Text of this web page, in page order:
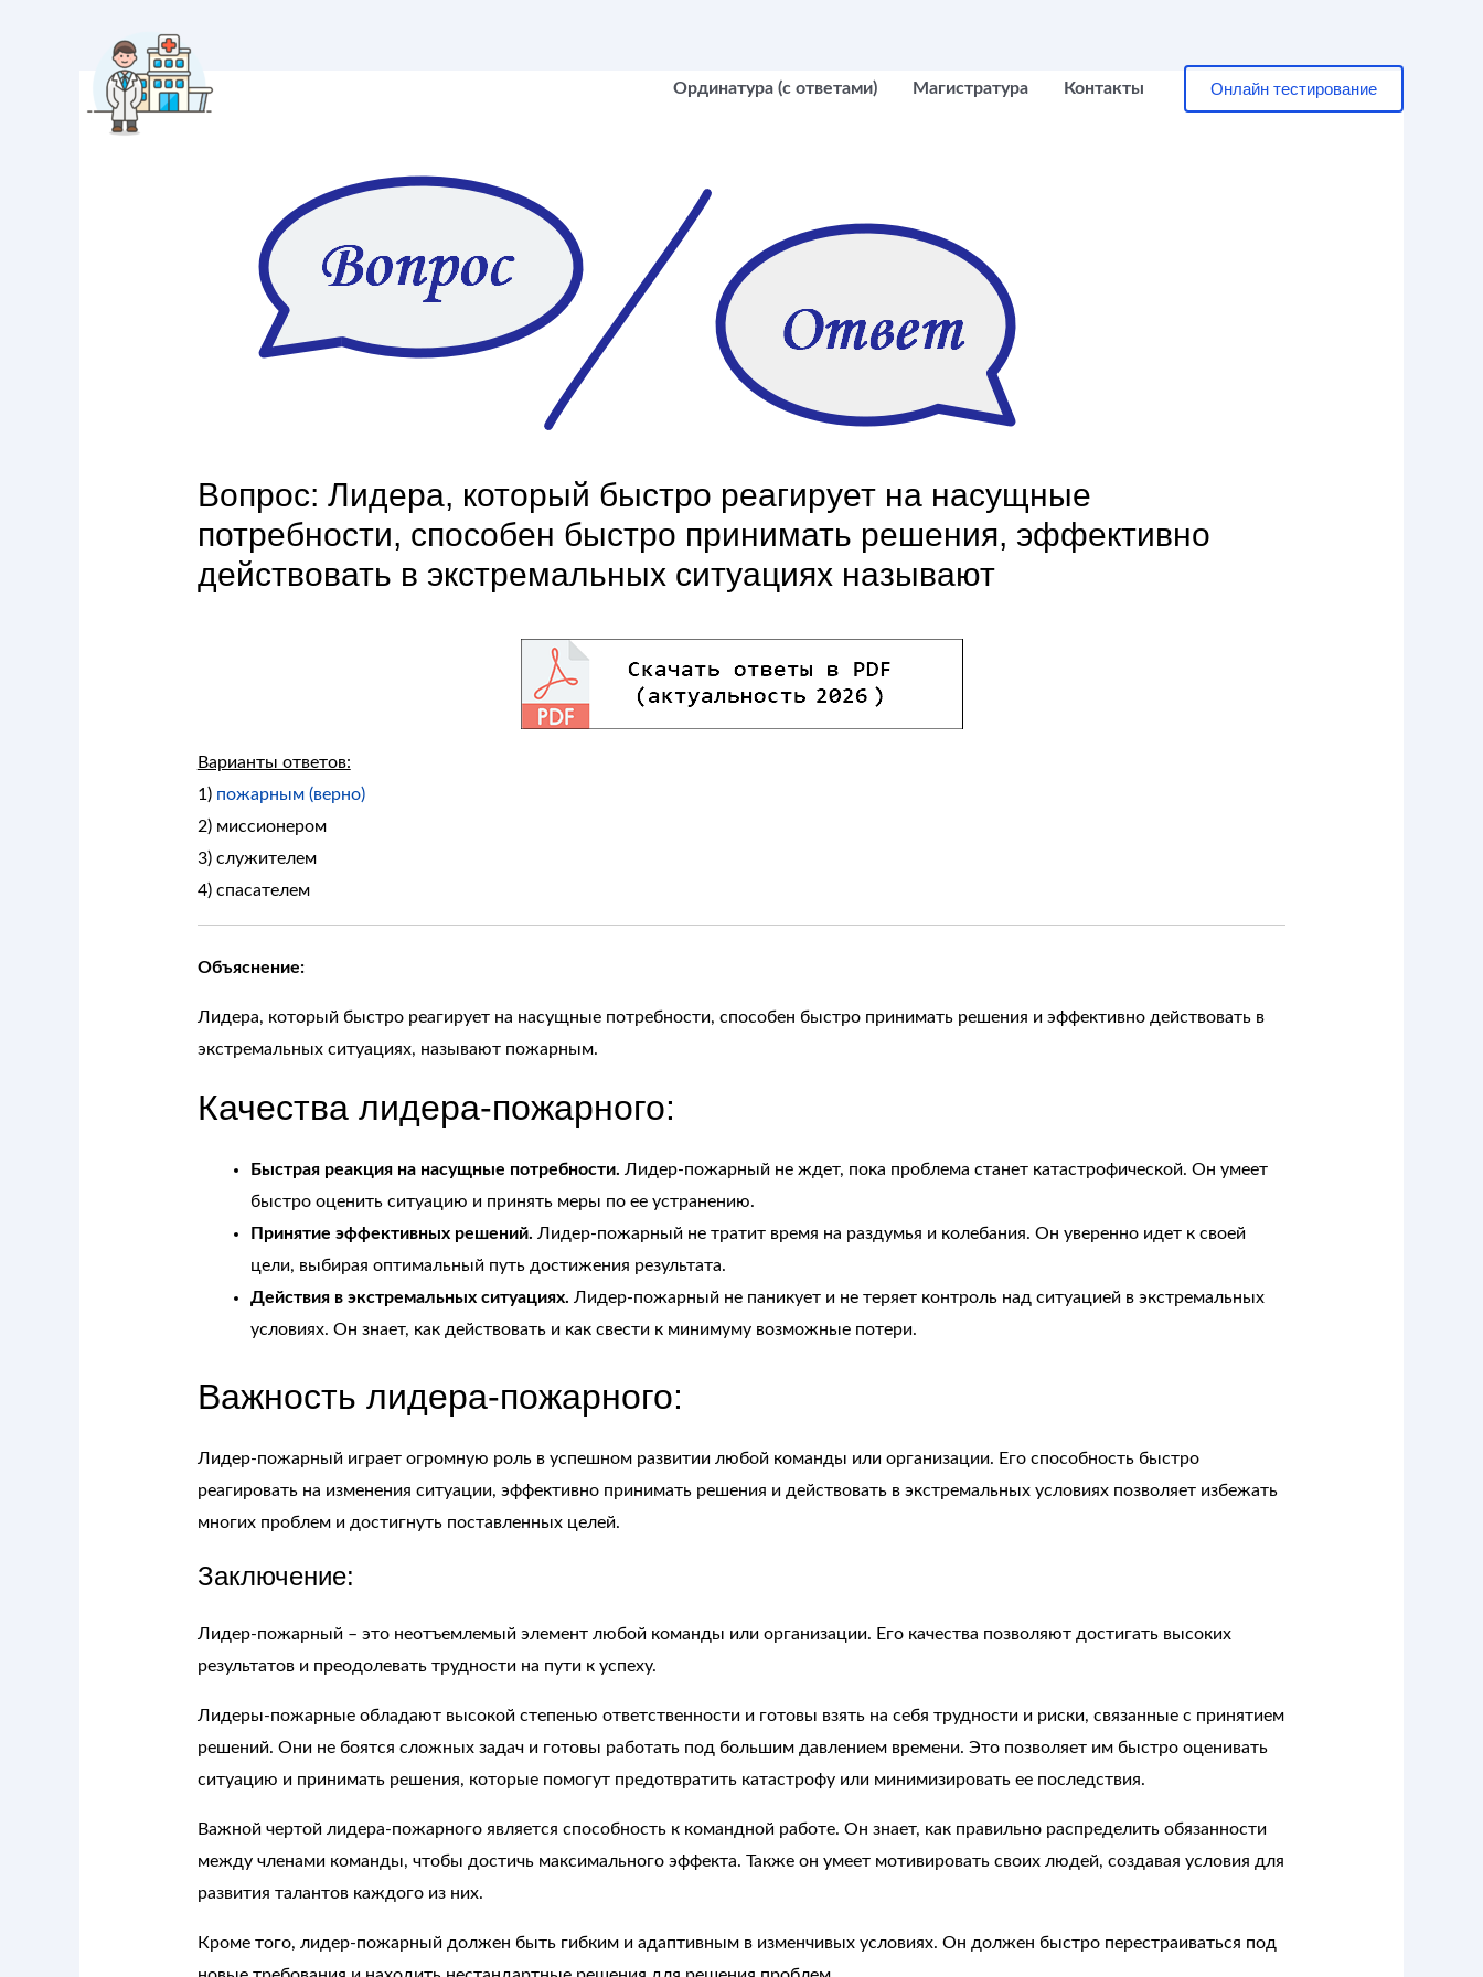
Ординатура (с ответами) Магистратура Контакты Онлайн тестирование
Вопрос: Лидера, который быстро реагирует на насущные
потребности, способен быстро принимать решения, эффективно
действовать в экстремальных ситуациях называют
Варианты ответов:
1) пожарным (верно)
2) миссионером
3) служителем
4) спасателем
Объяснение:
Лидера, который быстро реагирует на насущные потребности, способен быстро принимать решения и эффективно действовать в
экстремальных ситуациях, называют пожарным.
Качества лидера-пожарного:
Быстрая реакция на насущные потребности. Лидер-пожарный не ждет, пока проблема станет катастрофической. Он умеет
быстро оценить ситуацию и принять меры по ее устранению.
Принятие эффективных решений. Лидер-пожарный не тратит время на раздумья и колебания. Он уверенно идет к своей
цели, выбирая оптимальный путь достижения результата.
Действия в экстремальных ситуациях. Лидер-пожарный не паникует и не теряет контроль над ситуацией в экстремальных
условиях. Он знает, как действовать и как свести к минимуму возможные потери.
Важность лидера-пожарного:
Лидер-пожарный играет огромную роль в успешном развитии любой команды или организации. Его способность быстро
реагировать на изменения ситуации, эффективно принимать решения и действовать в экстремальных условиях позволяет избежать
многих проблем и достигнуть поставленных целей.
Заключение:
Лидер-пожарный – это неотъемлемый элемент любой команды или организации. Его качества позволяют достигать высоких
результатов и преодолевать трудности на пути к успеху.
Лидеры-пожарные обладают высокой степенью ответственности и готовы взять на себя трудности и риски, связанные с принятием
решений. Они не боятся сложных задач и готовы работать под большим давлением времени. Это позволяет им быстро оценивать
ситуацию и принимать решения, которые помогут предотвратить катастрофу или минимизировать ее последствия.
Важной чертой лидера-пожарного является способность к командной работе. Он знает, как правильно распределить обязанности
между членами команды, чтобы достичь максимального эффекта. Также он умеет мотивировать своих людей, создавая условия для
развития талантов каждого из них.
Кроме того, лидер-пожарный должен быть гибким и адаптивным в изменчивых условиях. Он должен быстро перестраиваться под